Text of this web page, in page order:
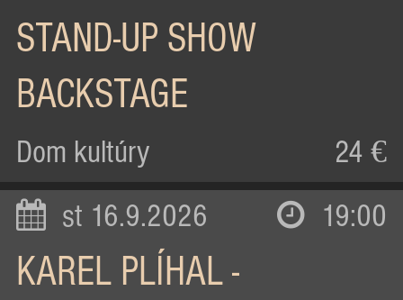
STAND-UP SHOW
BACKSTAGE
Dom kultúry 24 €
st 16.9.2026 19:00
KAREL PLÍHAL -